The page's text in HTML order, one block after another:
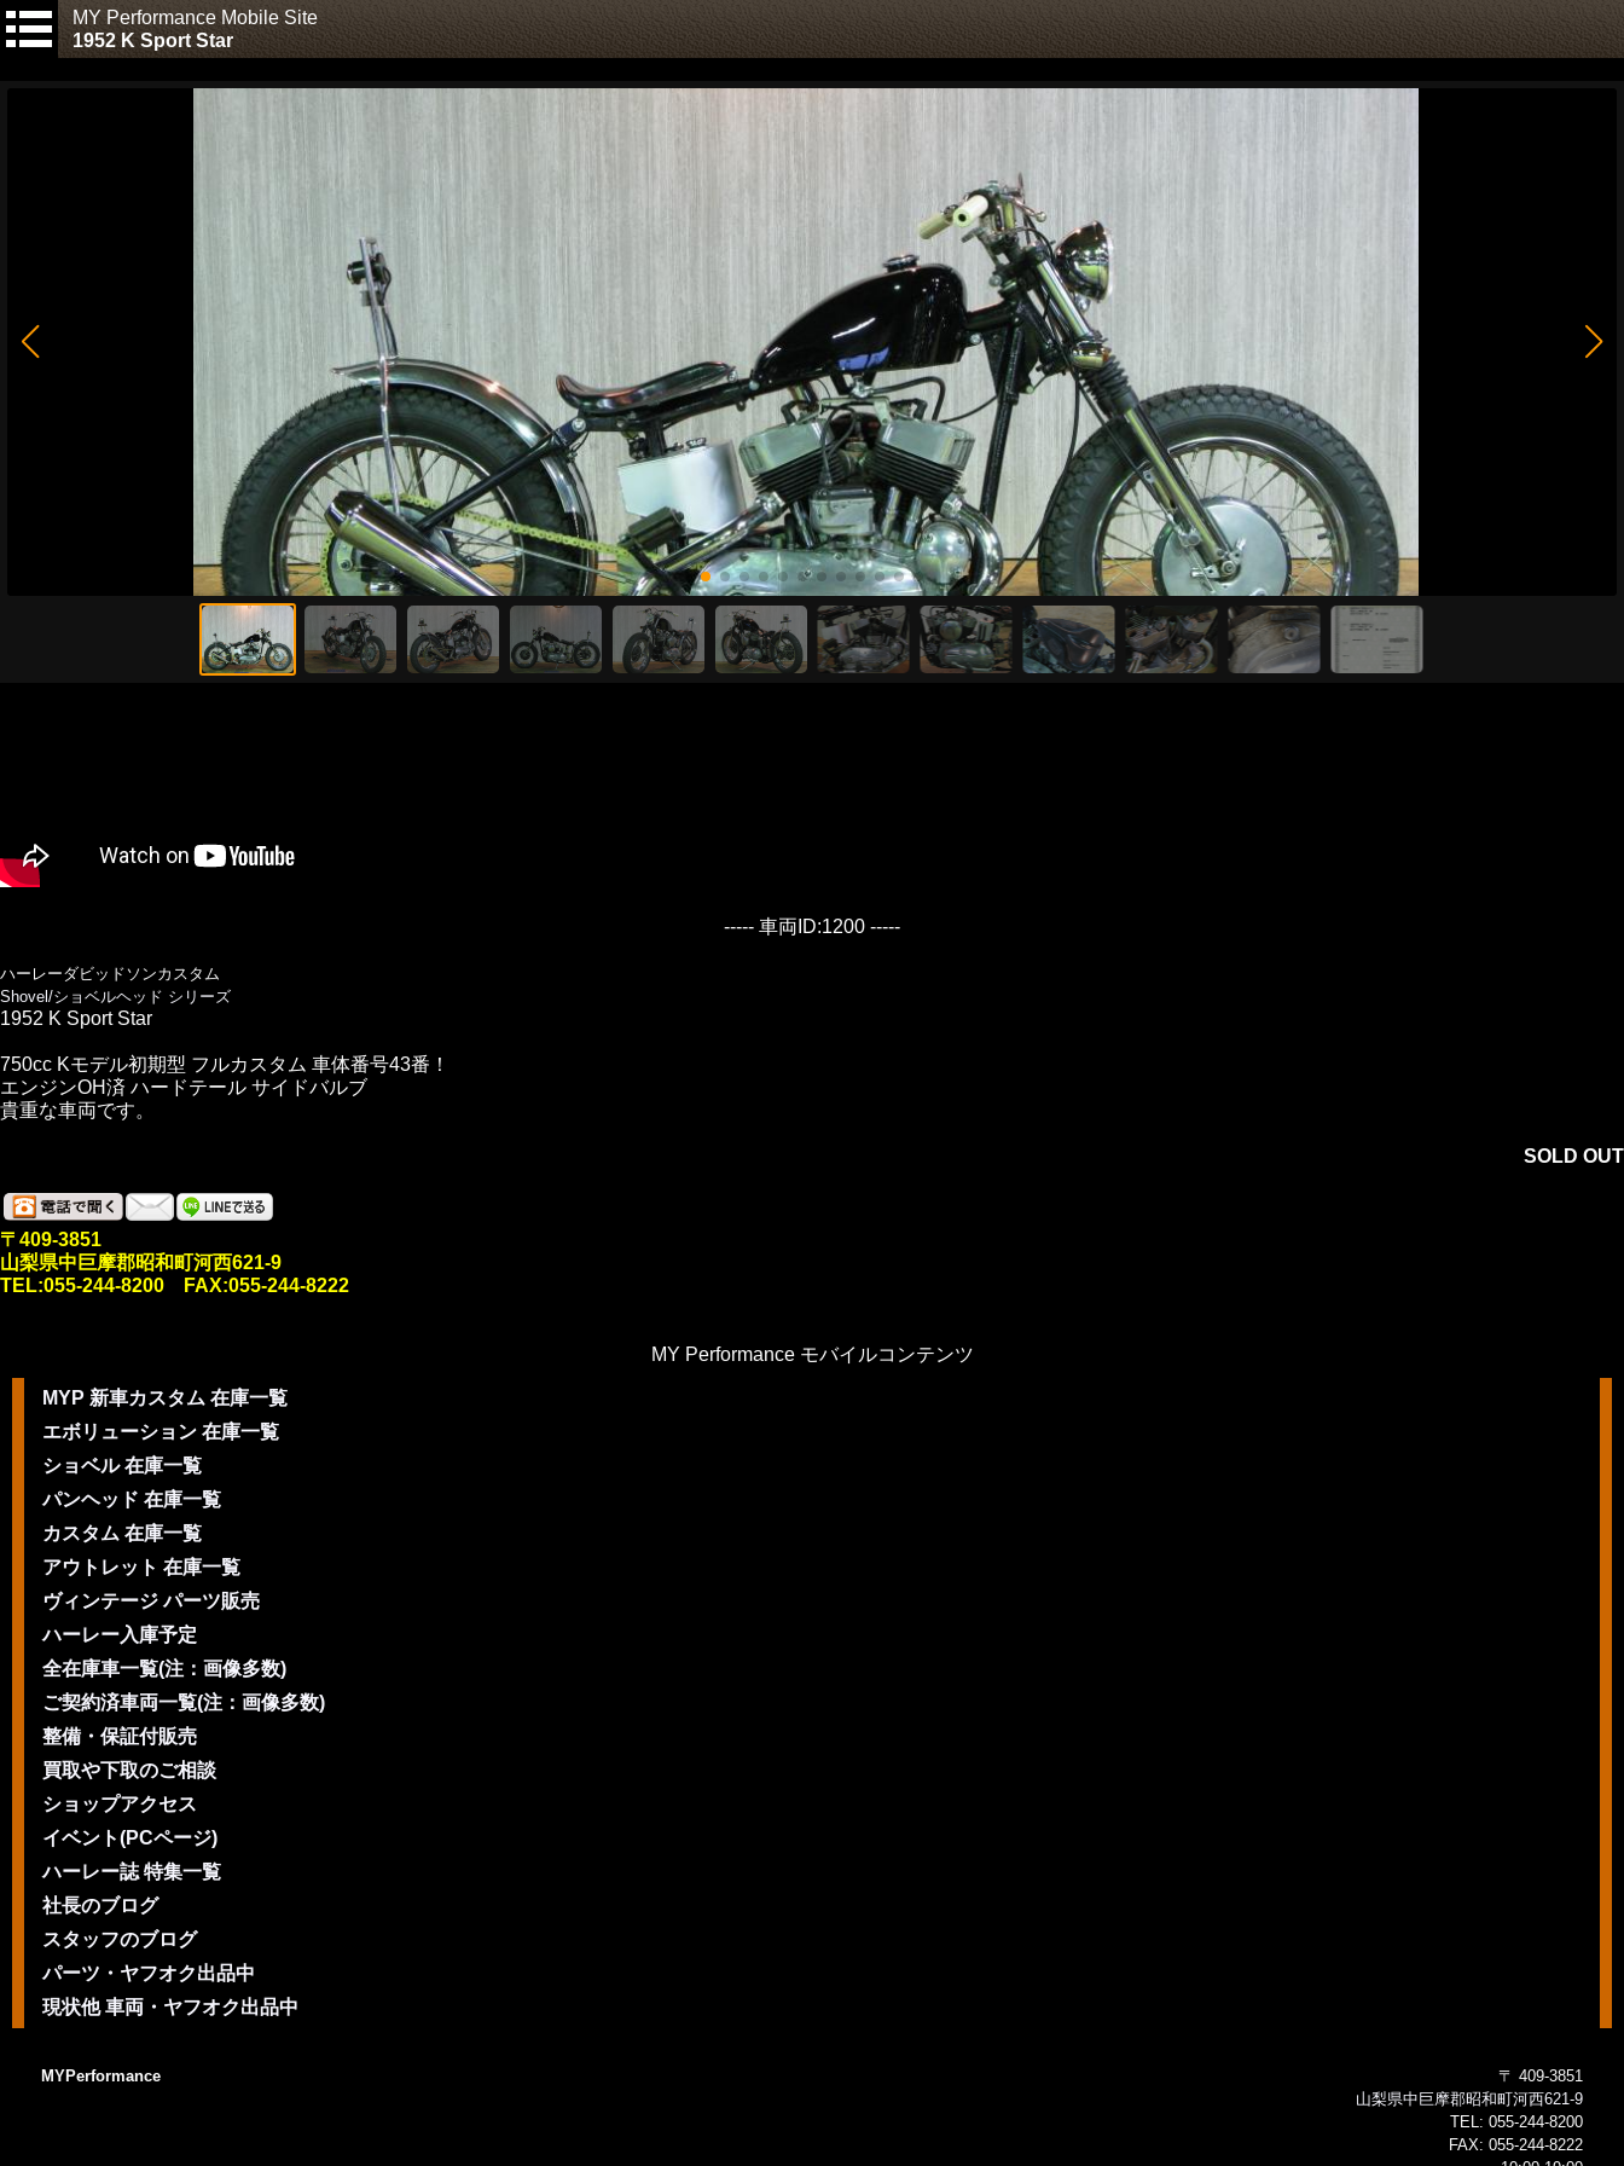
MY Performance Mobile Site
1952 K Sport Star
----- 車両ID:1200 -----
ハーレーダビッドソンカスタム
Shovel/ショベルヘッド シリーズ
1952 K Sport Star
750cc Kモデル初期型 フルカスタム 車体番号43番！
エンジンOH済 ハードテール サイドバルブ
貴重な車両です。
SOLD OUT
〒409-3851
山梨県中巨摩郡昭和町河西621-9
TEL:055-244-8200 FAX:055-244-8222
MY Performance モバイルコンテンツ
MYP 新車カスタム 在庫一覧
エボリューション 在庫一覧
ショベル 在庫一覧
パンヘッド 在庫一覧
カスタム 在庫一覧
アウトレット 在庫一覧
ヴィンテージ パーツ販売
ハーレー入庫予定
全在庫車一覧(注：画像多数)
ご契約済車両一覧(注：画像多数)
整備・保証付販売
買取や下取のご相談
ショップアクセス
イベント(PCページ)
ハーレー誌 特集一覧
社長のブログ
スタッフのブログ
パーツ・ヤフオク出品中
現状他 車両・ヤフオク出品中
MYPerformance
〒 409-3851
山梨県中巨摩郡昭和町河西621-9
TEL: 055-244-8200
FAX: 055-244-8222